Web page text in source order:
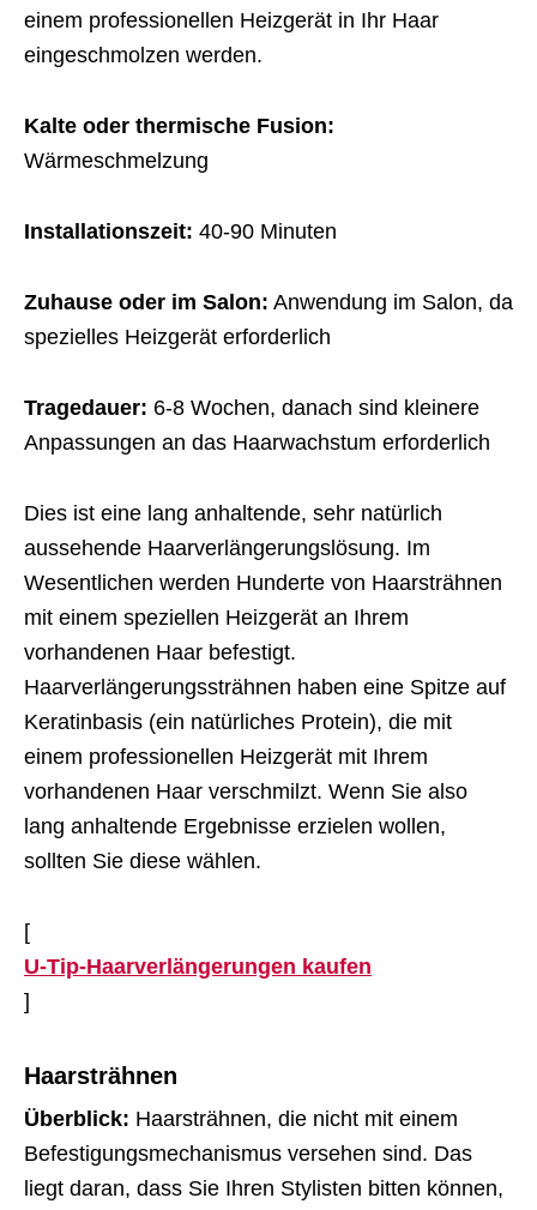
einem professionellen Heizgerät in Ihr Haar
eingeschmolzen werden.
Kalte oder thermische Fusion:
Wärmeschmelzung
Installationszeit: 40-90 Minuten
Zuhause oder im Salon: Anwendung im Salon, da
spezielles Heizgerät erforderlich
Tragedauer: 6-8 Wochen, danach sind kleinere
Anpassungen an das Haarwachstum erforderlich
Dies ist eine lang anhaltende, sehr natürlich
aussehende Haarverlängerungslösung. Im
Wesentlichen werden Hunderte von Haarsträhnen
mit einem speziellen Heizgerät an Ihrem
vorhandenen Haar befestigt.
Haarverlängerungssträhnen haben eine Spitze auf
Keratinbasis (ein natürliches Protein), die mit
einem professionellen Heizgerät mit Ihrem
vorhandenen Haar verschmilzt. Wenn Sie also
lang anhaltende Ergebnisse erzielen wollen,
sollten Sie diese wählen.
[
U-Tip-Haarverlängerungen kaufen
]
Haarsträhnen
Überblick: Haarsträhnen, die nicht mit einem
Befestigungsmechanismus versehen sind. Das
liegt daran, dass Sie Ihren Stylisten bitten können,